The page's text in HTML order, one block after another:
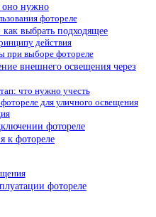
оно нужно
фотореле
выбрать подходящее
действия
при выборе фотореле
внешнего освещения через
что нужно учесть
для уличного освещения
фотореле
к фотореле
фотореле